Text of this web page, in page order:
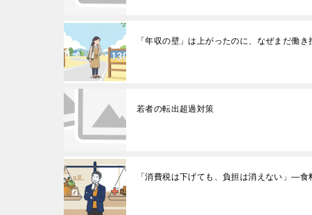
「年収の壁」は上がったのに、なぜまだ働き
若者の転出超過対策
「消費税は下げても、負担は消えない」—